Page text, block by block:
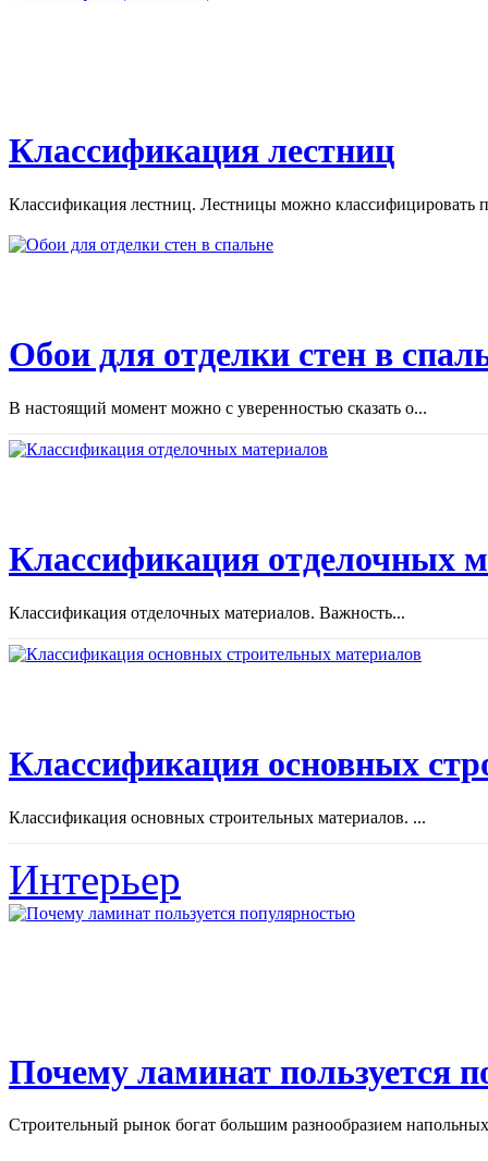
Классификация лестниц
Классификация лестниц. Лестницы можно классифицировать
Обои для отделки стен в
В настоящий момент можно с уверенностью сказать о...
Классификация отделочных
Классификация отделочных материалов. Важность...
Классификация основных
Классификация основных строительных материалов. ...
Интерьер
Почему ламинат пользуется
Строительный рынок богат большим разнообразием